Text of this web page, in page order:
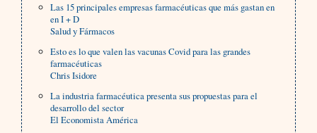
Las 15 principales empresas farmacéuticas que más gastan en
en I + D
Salud y Fármacos
Esto es lo que valen las vacunas Covid para las grandes
farmacéuticas
Chris Isidore
La industria farmacéutica presenta sus propuestas para el
desarrollo del sector
El Economista América